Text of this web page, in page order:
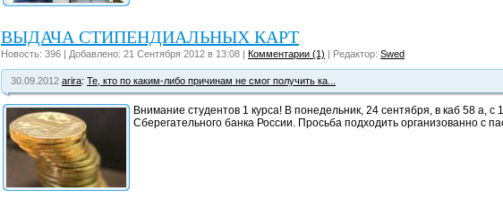
ВЫДАЧА СТИПЕНДИАЛЬНЫХ КАРТ
Новость: 396 | Добавлено: 21 Сентября 2012 в 13:08 | Комментарии (1) | Редактор: Swed
30.09.2012 arira: Те, кто по каким-либо причинам не смог получить ка...
Внимание студентов 1 курса! В понедельник, 24 сентября, в каб 58 а,
Сберегательного банка России. Просьба подходить организованно с